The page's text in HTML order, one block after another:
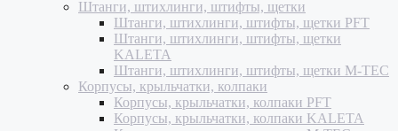
Штанги, штихлинги, штифты, щетки
Штанги, штихлинги, штифты, щетки PFT
Штанги, штихлинги, штифты, щетки
KALETA
Штанги, штихлинги, штифты, щетки M-TEC
Корпусы, крыльчатки, колпаки
Корпусы, крыльчатки, колпаки PFT
Корпусы, крыльчатки, колпаки KALETA